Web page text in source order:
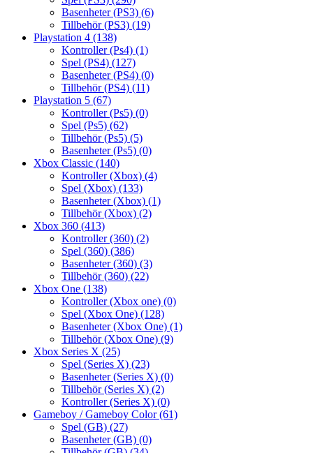
Basenheter (PS3) (6)
Tillbehör (PS3) (19)
Playstation 4 (138)
Kontroller (Ps4) (1)
Spel (PS4) (127)
Basenheter (PS4) (0)
Tillbehör (PS4) (11)
Playstation 5 (67)
Kontroller (Ps5) (0)
Spel (Ps5) (62)
Tillbehör (Ps5) (5)
Basenheter (Ps5) (0)
Xbox Classic (140)
Kontroller (Xbox) (4)
Spel (Xbox) (133)
Basenheter (Xbox) (1)
Tillbehör (Xbox) (2)
Xbox 360 (413)
Kontroller (360) (2)
Spel (360) (386)
Basenheter (360) (3)
Tillbehör (360) (22)
Xbox One (138)
Kontroller (Xbox one) (0)
Spel (Xbox One) (128)
Basenheter (Xbox One) (1)
Tillbehör (Xbox One) (9)
Xbox Series X (25)
Spel (Series X) (23)
Basenheter (Series X) (0)
Tillbehör (Series X) (2)
Kontroller (Series X) (0)
Gameboy / Gameboy Color(61)
Spel (GB) (27)
Basenheter (GB) (0)